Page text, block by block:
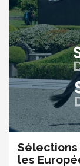
les